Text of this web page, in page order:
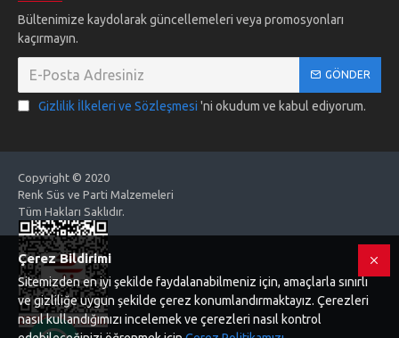
Bültenimize kaydolarak güncellemeleri veya promosyonları
kaçırmayın.
GÖNDER
Gizlilik İlkeleri ve Sözleşmesi 'ni okudum ve kabul ediyorum.
Copyright © 2020
Renk Süs ve Parti Malzemeleri
Tüm Hakları Saklıdır.
Çerez Bildirimi
Sitemizden en iyi şekilde faydalanabilmeniz için, amaçlarla sınırlı
ve gizliliğe uygun şekilde çerez konumlandırmaktayız. Çerezleri
nasıl kullandığımızı incelemek ve çerezleri nasıl kontrol